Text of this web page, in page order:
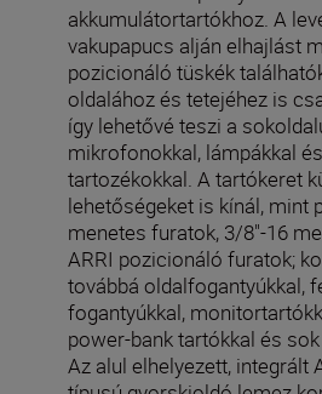
akkumulátortartókhoz. A
vakupapucs alján elhajlást
pozicionáló tüskék
oldalához és tetejéhez is
így lehetővé teszi a
mikrofonokkal, lámpákkal
tartozékokkal. A tartókeret
lehetőségeket is kínál, mint
menetes furatok, 3/8"-16
ARRI pozicionáló furatok;
továbbá oldalfogantyúkkal,
fogantyúkkal,
power-bank tartókkal és
Az alul elhelyezett, integrált